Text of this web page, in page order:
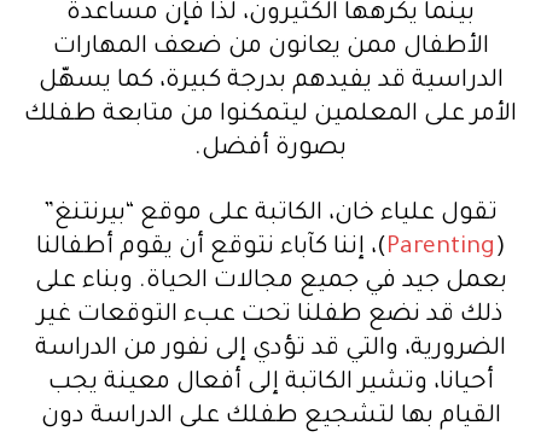
بينما يكرهها الكثيرون، لذا فإن مساعدة
الأطفال ممن يعانون من ضعف المهارات
الدراسية قد يفيدهم بدرجة كبيرة، كما يسهّل
الأمر على المعلمين ليتمكنوا من متابعة طفلك
بصورة أفضل.
تقول علياء خان، الكاتبة على موقع “بيرنتنغ”
(
Parenting)، إننا كآباء نتوقع أن يقوم أطفالنا
بعمل جيد في جميع مجالات الحياة. وبناء على
ذلك قد نضع طفلنا تحت عبء التوقعات غير
الضرورية، والتي قد تؤدي إلى نفور من الدراسة
أحيانا، وتشير الكاتبة إلى أفعال معينة يجب
القيام بها لتشجيع طفلك على الدراسة دون